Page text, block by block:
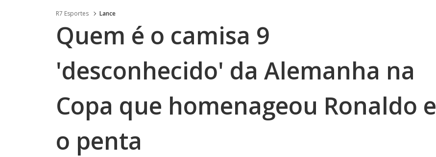
R7 Esportes Lance
Quem é o camisa 9
'desconhecido' da Alemanha na
Copa que homenageou Ronaldo e
o penta